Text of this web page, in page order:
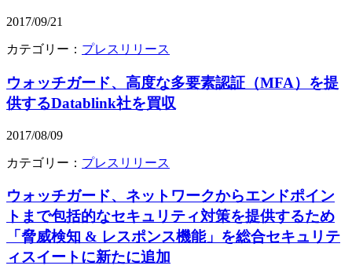
2017/09/21
カテゴリー： プレスリリース
ウォッチガード、高度な多要素認証（MFA）を提
供するDatablink社を買収
2017/08/09
カテゴリー： プレスリリース
ウォッチガード、ネットワークからエンドポイン
トまで包括的なセキュリティ対策を提供するため
「脅威検知 & レスポンス機能」を総合セキュリテ
ィスイートに新たに追加